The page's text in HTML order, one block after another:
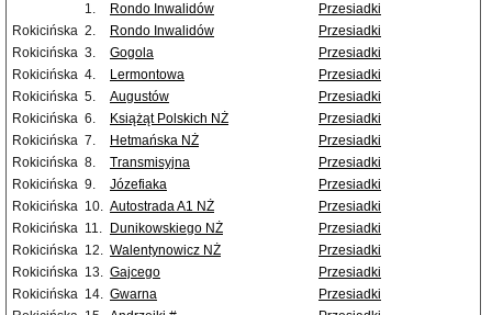
1.
Rondo Inwalidów
Przesiadki
Rokicińska 2. Rondo Inwalidów
Przesiadki
Rokicińska 3. Gogola
Przesiadki
Rokicińska 4. Lermontowa
Przesiadki
Rokicińska 5. Augustów
Przesiadki
Rokicińska 6. Książąt Polskich NŻ
Przesiadki
Rokicińska 7. Hetmańska NŻ
Przesiadki
Rokicińska 8. Transmisyjna
Przesiadki
Rokicińska 9. Józefiaka
Przesiadki
Rokicińska 10. Autostrada A1 NŻ
Przesiadki
Rokicińska 11. Dunikowskiego NŻ
Przesiadki
Rokicińska 12. Walentynowicz NŻ
Przesiadki
Rokicińska 13. Gajcego
Przesiadki
Rokicińska 14. Gwarna
Przesiadki